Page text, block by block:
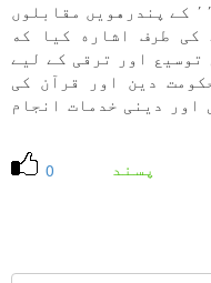
پيری نے گذشته روز ٫٫قرآنی دروس٬٬ كے پندرهویں مقابلوں
كی طرف اشاره كيا كه
توسيع اور ترقی كے لیے
دين اور قرآن كی
اور دينی خدمات انجام
0 پسند